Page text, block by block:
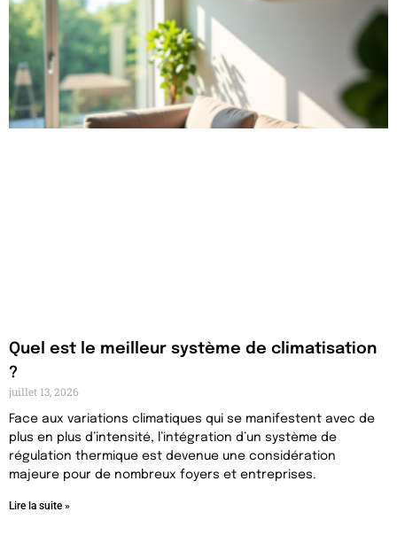
Quel est le meilleur système de climatisation
?
juillet 13, 2026
Face aux variations climatiques qui se manifestent avec de
plus en plus d’intensité, l’intégration d’un système de
régulation thermique est devenue une considération
majeure pour de nombreux foyers et entreprises.
Lire la suite »